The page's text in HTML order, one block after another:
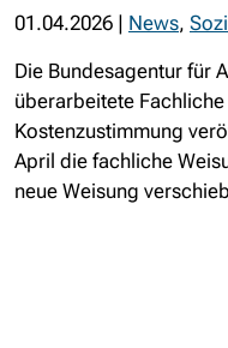
01.04.2026 | News,
Die Bundesagentur für
überarbeitete
Kostenzustimmung
April die fachliche
neue Weisung